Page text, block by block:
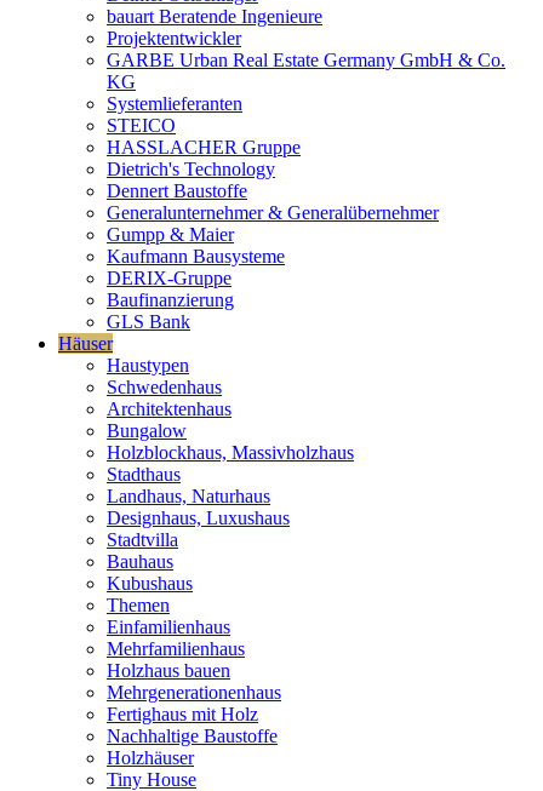
bauart Beratende Ingenieure
Projektentwickler
GARBE Urban Real Estate Germany GmbH & Co.
KG
Systemlieferanten
STEICO
HASSLACHER Gruppe
Dietrich's Technology
Dennert Baustoffe
Generalunternehmer & Generalübernehmer
Gumpp & Maier
Kaufmann Bausysteme
DERIX-Gruppe
Baufinanzierung
GLS Bank
Häuser
Haustypen
Schwedenhaus
Architektenhaus
Bungalow
Holzblockhaus, Massivholzhaus
Stadthaus
Landhaus, Naturhaus
Designhaus, Luxushaus
Stadtvilla
Bauhaus
Kubushaus
Themen
Einfamilienhaus
Mehrfamilienhaus
Holzhaus bauen
Mehrgenerationenhaus
Fertighaus mit Holz
Nachhaltige Baustoffe
Holzhäuser
Tiny House